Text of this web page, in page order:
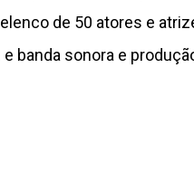
de 50 atores e
banda sonora e